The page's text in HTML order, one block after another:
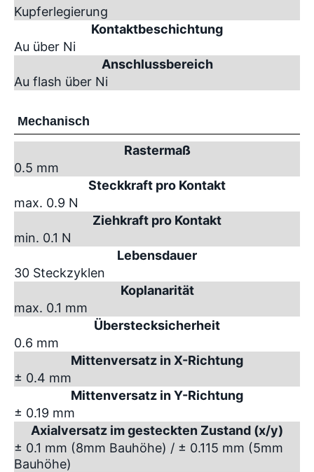
Kupferlegierung
Kontaktbeschichtung
Au über Ni
Anschlussbereich
Au flash über Ni
Mechanisch
Rastermaß
0.5 mm
Steckkraft pro Kontakt
max. 0.9 N
Ziehkraft pro Kontakt
min. 0.1 N
Lebensdauer
30 Steckzyklen
Koplanarität
max. 0.1 mm
Überstecksicherheit
0.6 mm
Mittenversatz in X-Richtung
± 0.4 mm
Mittenversatz in Y-Richtung
± 0.19 mm
Axialversatz im gesteckten Zustand (x/y)
± 0.1 mm (8mm Bauhöhe) / ± 0.115 mm (5mm
Bauhöhe)